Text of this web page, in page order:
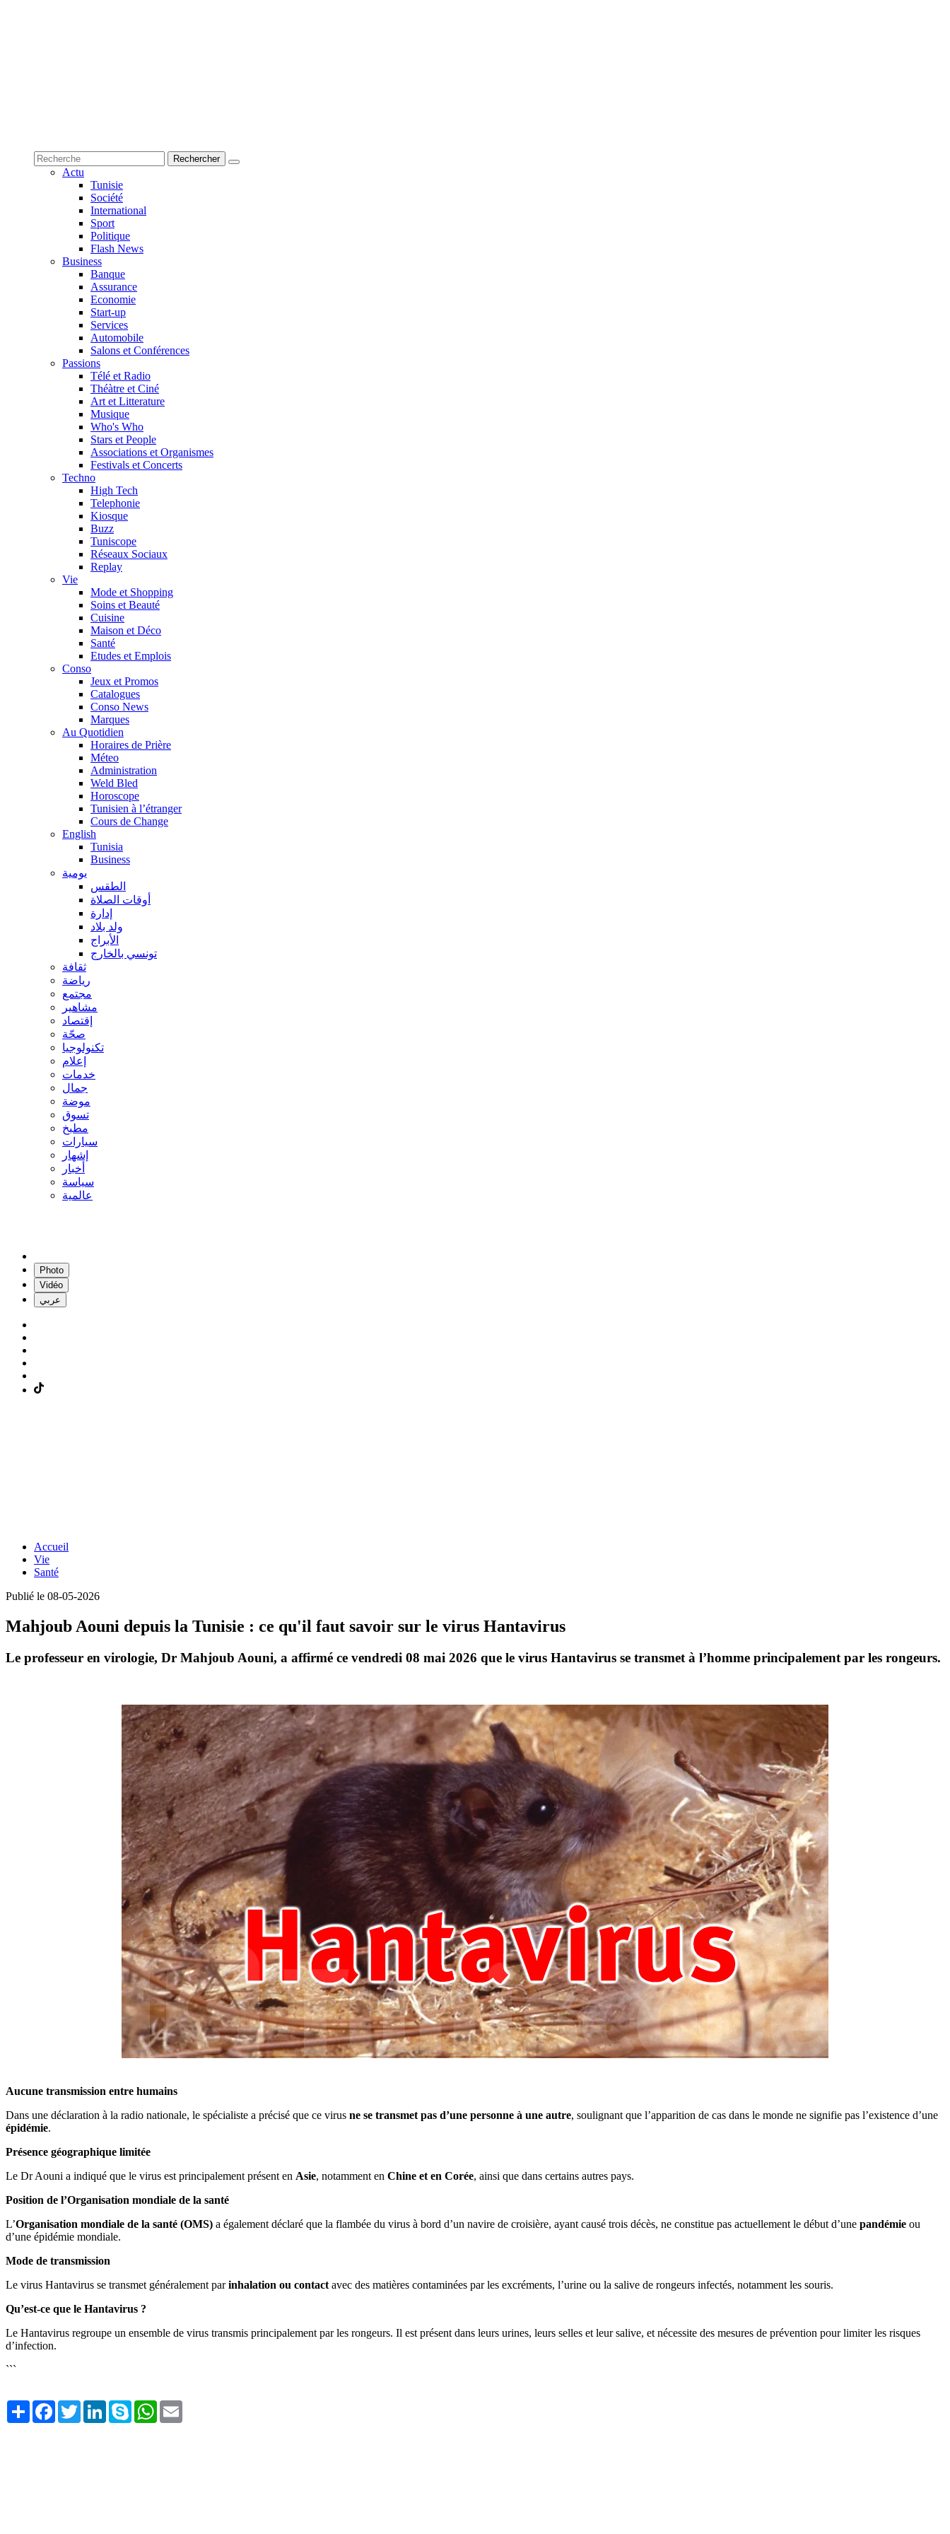
Actu
Tunisie
Société
International
Sport
Politique
Flash News
Business
Banque
Assurance
Economie
Start-up
Services
Automobile
Salons et Conférences
Passions
Télé et Radio
Théàtre et Ciné
Art et Litterature
Musique
Who's Who
Stars et People
Associations et Organismes
Festivals et Concerts
Techno
High Tech
Telephonie
Kiosque
Buzz
Tuniscope
Réseaux Sociaux
Replay
Vie
Mode et Shopping
Soins et Beauté
Cuisine
Maison et Déco
Santé
Etudes et Emplois
Conso
Jeux et Promos
Catalogues
Conso News
Marques
Au Quotidien
Horaires de Prière
Méteo
Administration
Weld Bled
Horoscope
Tunisien à l’étranger
Cours de Change
English
Tunisia
Business
يومية
الطقس
أوقات الصلاة
إدارة
ولد بلاد
الأبراج
تونسي بالخارج
ثقافة
رياضة
مجتمع
مشاهير
إقتصاد
صحّة
تكنولوجيا
إعلام
خدمات
جمال
موضة
تسوق
مطبخ
سيارات
إشهار
أخبار
سياسة
عالمية
Photo
Vidéo
عربي
Accueil
Vie
Santé
Publié le 08-05-2026
Mahjoub Aouni depuis la Tunisie : ce qu'il faut savoir sur le virus Hantavirus
Le professeur en virologie, Dr Mahjoub Aouni, a affirmé ce vendredi 08 mai 2026 que le virus Hantavirus se transmet à l’homme principalement par les rongeurs.
Aucune transmission entre humains
Dans une déclaration à la radio nationale, le spécialiste a précisé que ce virus ne se transmet pas d’une personne à une autre, soulignant que l’apparition de cas dans le monde ne signifie pas l’existence d’une
épidémie.
Présence géographique limitée
Le Dr Aouni a indiqué que le virus est principalement présent en Asie, notamment en Chine et en Corée, ainsi que dans certains autres pays.
Position de l’Organisation mondiale de la santé
L’Organisation mondiale de la santé (OMS) a également déclaré que la flambée du virus à bord d’un navire de croisière, ayant causé trois décès, ne constitue pas actuellement le début d’une pandémie ou
d’une épidémie mondiale.
Mode de transmission
Le virus Hantavirus se transmet généralement parinhalation ou contact avec des matières contaminées par les excréments, l’urine ou la salive de rongeurs infectés, notamment les souris.
Qu’est-ce que le Hantavirus ?
Le Hantavirus regroupe un ensemble de virus transmis principalement par les rongeurs. Il est présent dans leurs urines, leurs selles et leur salive, et nécessite des mesures de prévention pour limiter les risques
d’infection.
```
Share FacebookTwitterLinkedInSkype WhatsApp